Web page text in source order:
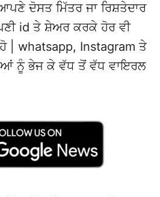
ਦੋਸਤ ਮਿੱਤਰ ਜਾ ਰਿਸ਼ਤੇਦਾਰ
id ਤੇ ਸ਼ੇਅਰ ਕਰਕੇ ਹੋਰ ਵੀ
| whatsapp, Instagram ਤੇ
ਨੂੰ ਭੇਜ ਕੇ ਵੱਧ ਤੋਂ ਵੱਧ ਵਾਇਰਲ